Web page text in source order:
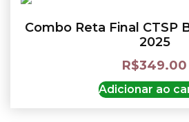
Combo Reta Final CTSP
2025
R$349.00
Adicionar ao